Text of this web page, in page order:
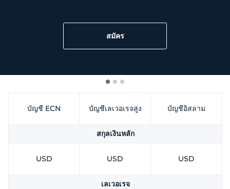
สมัคร
บัญชี ECN บัญชีเลเวอเรจสูง บัญชีอิสลาม
สกุลเงินหลัก
USD USD USD
เลเวอเรจ